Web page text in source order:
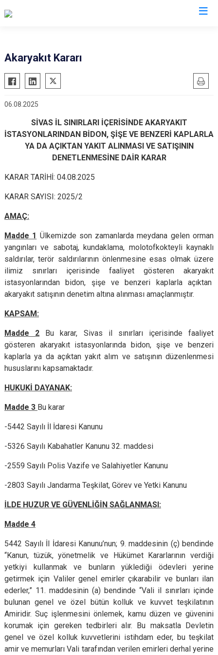
Akaryakıt Kararı
06.08.2025
SİVAS İL SINIRLARI İÇERİSİNDE AKARYAKIT
İSTASYONLARINDAN BİDON, ŞİŞE VE BENZERİ KAPLARLA
YA DA AÇIKTAN YAKIT ALINMASI VE SATIŞININ
DENETLENMESİNE DAİR KARAR
KARAR TARİHİ: 04.08.2025
KARAR SAYISI: 2025/2
AMAÇ:
Madde 1 Ülkemizde son zamanlarda meydana gelen orman
yangınları ve sabotaj, kundaklama, molotofkokteyli kaynaklı
saldırılar, terör saldırılarının önlenmesine esas olmak üzere
ilimiz sınırları içerisinde faaliyet gösteren akaryakıt
istasyonlarından bidon, şişe ve benzeri kaplarla açıktan
akaryakıt satışının denetim altına alınması amaçlanmıştır.
KAPSAM:
Madde 2 Bu karar, Sivas il sınırları içerisinde faaliyet
gösteren akaryakıt istasyonlarında bidon, şişe ve benzeri
kaplarla ya da açıktan yakıt alım ve satışının düzenlenmesi
hususlarını kapsamaktadır.
HUKUKİ DAYANAK:
Madde 3 Bu karar
-5442 Sayılı İl İdaresi Kanunu
-5326 Sayılı Kabahatler Kanunu 32. maddesi
-2559 Sayılı Polis Vazife ve Salahiyetler Kanunu
-2803 Sayılı Jandarma Teşkilat, Görev ve Yetki Kanunu
İLDE HUZUR VE GÜVENLİĞİN SAĞLANMASI:
Madde 4
5442 Sayılı İl İdaresi Kanunu’nun; 9. maddesinin (ç) bendinde
“Kanun, tüzük, yönetmelik ve Hükümet Kararlarının verdiği
yetkiyi kullanmak ve bunların yüklediği ödevleri yerine
getirmek için Valiler genel emirler çıkarabilir ve bunları ilan
ederler,” 11. maddesinin (a) bendinde “Vali il sınırları içinde
bulunan genel ve özel bütün kolluk ve kuvvet teşkilatının
Amiridir. Suç işlenmesini önlemek, kamu düzen ve güvenini
korumak için gereken tedbirleri alır. Bu maksatla Devletin
genel ve özel kolluk kuvvetlerini istihdam eder, bu teşkilat
amir ve memurları Vali tarafından verilen emirleri derhal yerine